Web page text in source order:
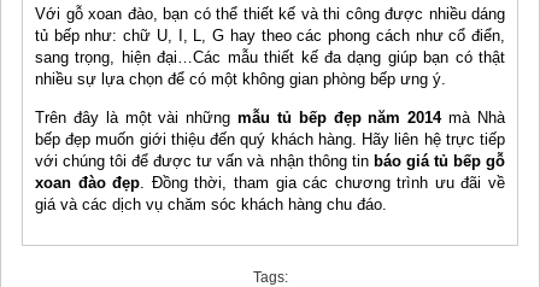
Với gỗ xoan đào, bạn có thể thiết kế và thi công được nhiều dáng
tủ bếp như: chữ U, I, L, G hay theo các phong cách như cổ điển,
sang trọng, hiện đại…Các mẫu thiết kế đa dạng giúp bạn có thật
nhiều sự lựa chọn để có một không gian phòng bếp ưng ý.
Trên đây là một vài nhữngmẫu tủ bếp đẹp năm 2014mà Nhà
bếp đẹp muốn giới thiệu đến quý khách hàng. Hãy liên hệ trực tiếp
với chúng tôi để được tư vấn và nhận thông tin báo giá tủ bếp gỗ
xoan đào đẹp . Đồng thời, tham gia các chương trình ưu đãi về
giá và các dịch vụ chăm sóc khách hàng chu đáo.
Tags: